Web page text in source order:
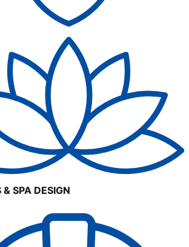
SPA DESIGN